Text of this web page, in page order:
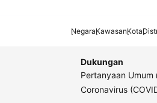
NegaraKawasanKota
Dukungan
Pertanyaan Umum
Coronavirus